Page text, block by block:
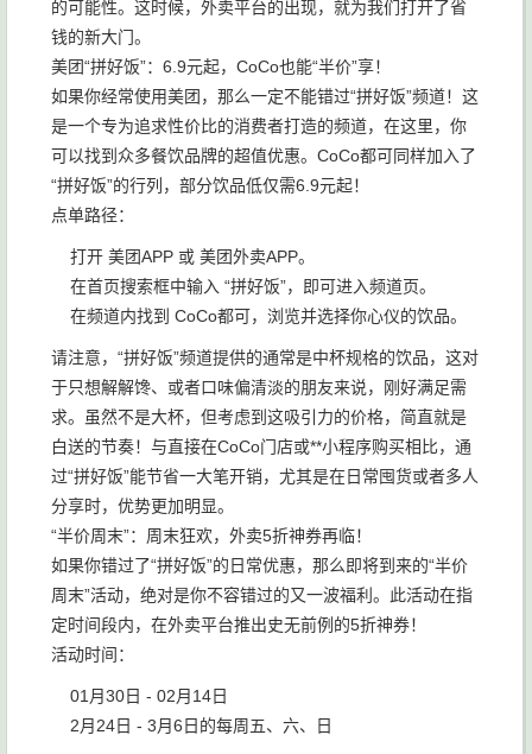
的可能性。这时候，外卖平台的出现，就为我们打开了省
钱的新大门。
美团“拼好饭”：6.9元起，CoCo也能“半价”享！
如果你经常使用美团，那么一定不能错过“拼好饭”频道！这
是一个专为追求性价比的消费者打造的频道，在这里，你
可以找到众多餐饮品牌的超值优惠。CoCo都可同样加入了
“拼好饭”的行列，部分饮品低仅需6.9元起！
点单路径：
打开 美团APP 或 美团外卖APP。
在首页搜索框中输入 “拼好饭”，即可进入频道页。
在频道内找到 CoCo都可，浏览并选择你心仪的饮品。
请注意，“拼好饭”频道提供的通常是中杯规格的饮品，这对
于只想解解馋、或者口味偏清淡的朋友来说，刚好满足需
求。虽然不是大杯，但考虑到这吸引力的价格，简直就是
白送的节奏！与直接在CoCo门店或**小程序购买相比，通
过“拼好饭”能节省一大笔开销，尤其是在日常囤货或者多人
分享时，优势更加明显。
“半价周末”：周末狂欢，外卖5折神券再临！
如果你错过了“拼好饭”的日常优惠，那么即将到来的“半价
周末”活动，绝对是你不容错过的又一波福利。此活动在指
定时间段内，在外卖平台推出史无前例的5折神券！
活动时间：
01月30日 - 02月14日
2月24日 - 3月6日的每周五、六、日